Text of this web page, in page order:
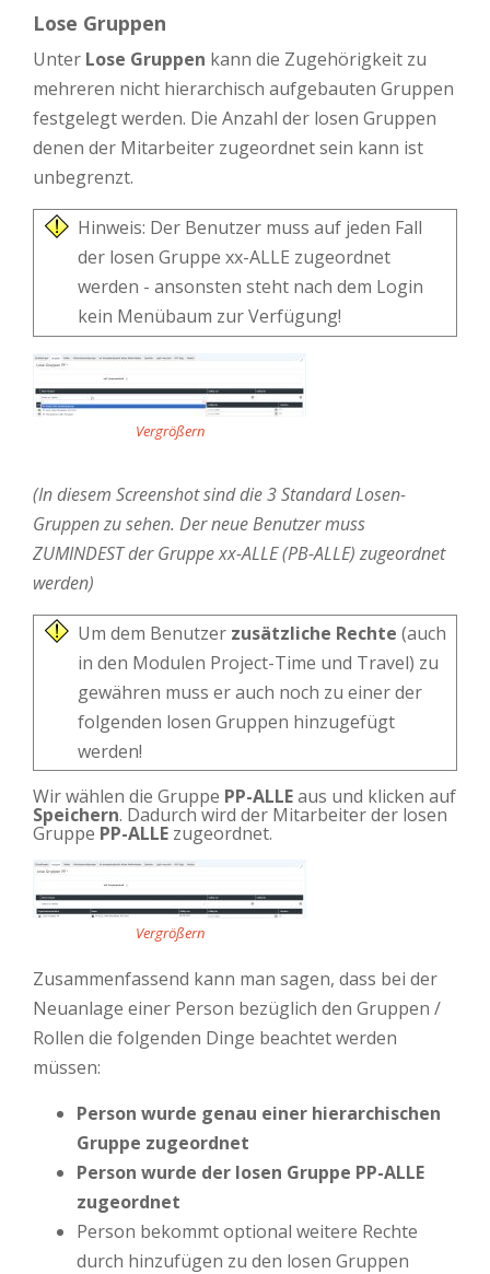
Lose Gruppen
Unter Lose Gruppen kann die Zugehörigkeit zu
mehreren nicht hierarchisch aufgebauten Gruppen
festgelegt werden. Die Anzahl der losen Gruppen
denen der Mitarbeiter zugeordnet sein kann ist
unbegrenzt.
Hinweis: Der Benutzer muss auf jeden Fall
der losen Gruppe xx-ALLE zugeordnet
werden - ansonsten steht nach dem Login
kein Menübaum zur Verfügung!
Vergrößern
(In diesem Screenshot sind die 3 Standard Losen-
Gruppen zu sehen. Der neue Benutzer muss
ZUMINDEST der Gruppe xx-ALLE (PB-ALLE) zugeordnet
werden)
Um dem Benutzer zusätzliche Rechte (auch
in den Modulen Project-Time und Travel) zu
gewähren muss er auch noch zu einer der
folgenden losen Gruppen hinzugefügt
werden!
Wir wählen die Gruppe PP-ALLEaus und klicken auf
Speichern. Dadurch wird der Mitarbeiter der losen
Gruppe PP-ALLE zugeordnet.
Vergrößern
Zusammenfassend kann man sagen, dass bei der
Neuanlage einer Person bezüglich den Gruppen /
Rollen die folgenden Dinge beachtet werden
müssen:
Person wurde genau einer hierarchischen
Gruppe zugeordnet
Person wurde der losen Gruppe PP-ALLE
zugeordnet
Person bekommt optional weitere Rechte
durch hinzufügen zu den losen Gruppen